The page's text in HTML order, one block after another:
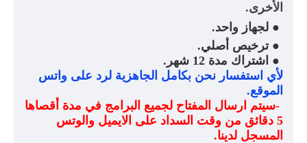
الأخرى.
● لجهاز واحد.
● ترخيص أصلي.
● اشتراك مدة 12 شهر
.
لأي استفسار نحن بكامل الجاهزية لرد على واتس
الموقع.
-سيتم ارسال المفتاح لجميع البرامج في مدة أقصاها
5 دقائق من وقت السداد على الايميل والوتس
المسجل لدينا.